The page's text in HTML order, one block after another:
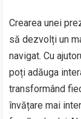
Crearea unei
să dezvolți un
navigat. Cu
poți adăuga
transformând
învățare mai